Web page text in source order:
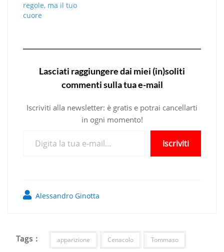
regole, ma il tuo
cuore
Lasciati raggiungere dai miei (in)soliti
commenti sulla tua e-mail
Iscriviti alla newsletter: è gratis e potrai cancellarti
in ogni momento!
Iscriviti
Alessandro Ginotta
Tags : apparizione Cenacolo Tommaso